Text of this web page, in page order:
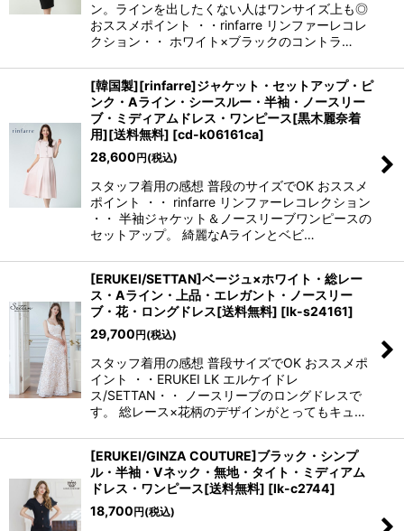
ン。ラインを出したくない人はワンサイズ上も◎
おススメポイント ・・rinfarre リンファーレコレ
クション・・ ホワイト×ブラックのコントラ…
[韓国製][rinfarre]ジャケット・セットアップ・ピ
ンク・Aライン・シースルー・半袖・ノースリー
ブ・ミディアムドレス・ワンピース[黒木麗奈着
用][送料無料] [cd-k06161ca]
28,600円(税込)
スタッフ着用の感想 普段のサイズでOK おススメ
ポイント ・・ rinfarre リンファーレコレクション
・・ 半袖ジャケット＆ノースリーブワンピースの
セットアップ。 綺麗なAラインとベビ…
[ERUKEI/SETTAN]ベージュ×ホワイト・総レー
ス・Aライン・上品・エレガント・ノースリー
ブ・花・ロングドレス[送料無料] [lk-s24161]
29,700円(税込)
スタッフ着用の感想 普段サイズでOK おススメポ
イント ・・ERUKEI LK エルケイドレ
ス/SETTAN・・ ノースリーブのロングドレスで
す。 総レース×花柄のデザインがとってもキュ…
[ERUKEI/GINZA COUTURE]ブラック・シンプ
ル・半袖・Vネック・無地・タイト・ミディアム
ドレス・ワンピース[送料無料] [lk-c2744]
18,700円(税込)